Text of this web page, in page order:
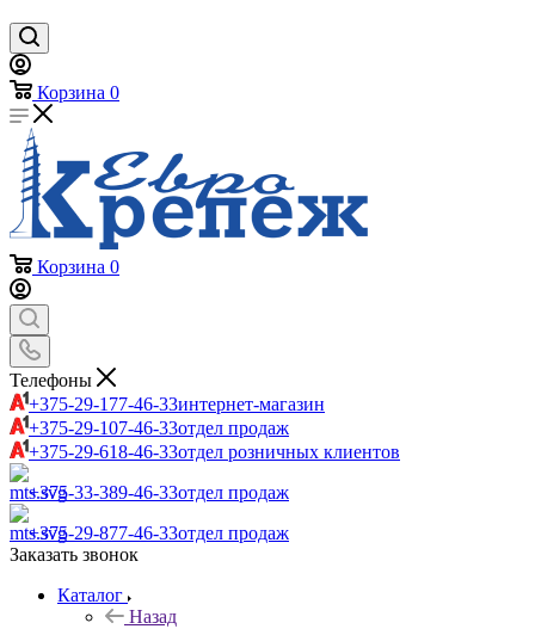
Корзина 0
Корзина 0
Телефоны
+375-29-177-46-33интернет-магазин
+375-29-107-46-33отдел продаж
+375-29-618-46-33отдел розничных клиентов
+375-33-389-46-33отдел продаж
+375-29-877-46-33отдел продаж
Заказать звонок
Каталог
Назад